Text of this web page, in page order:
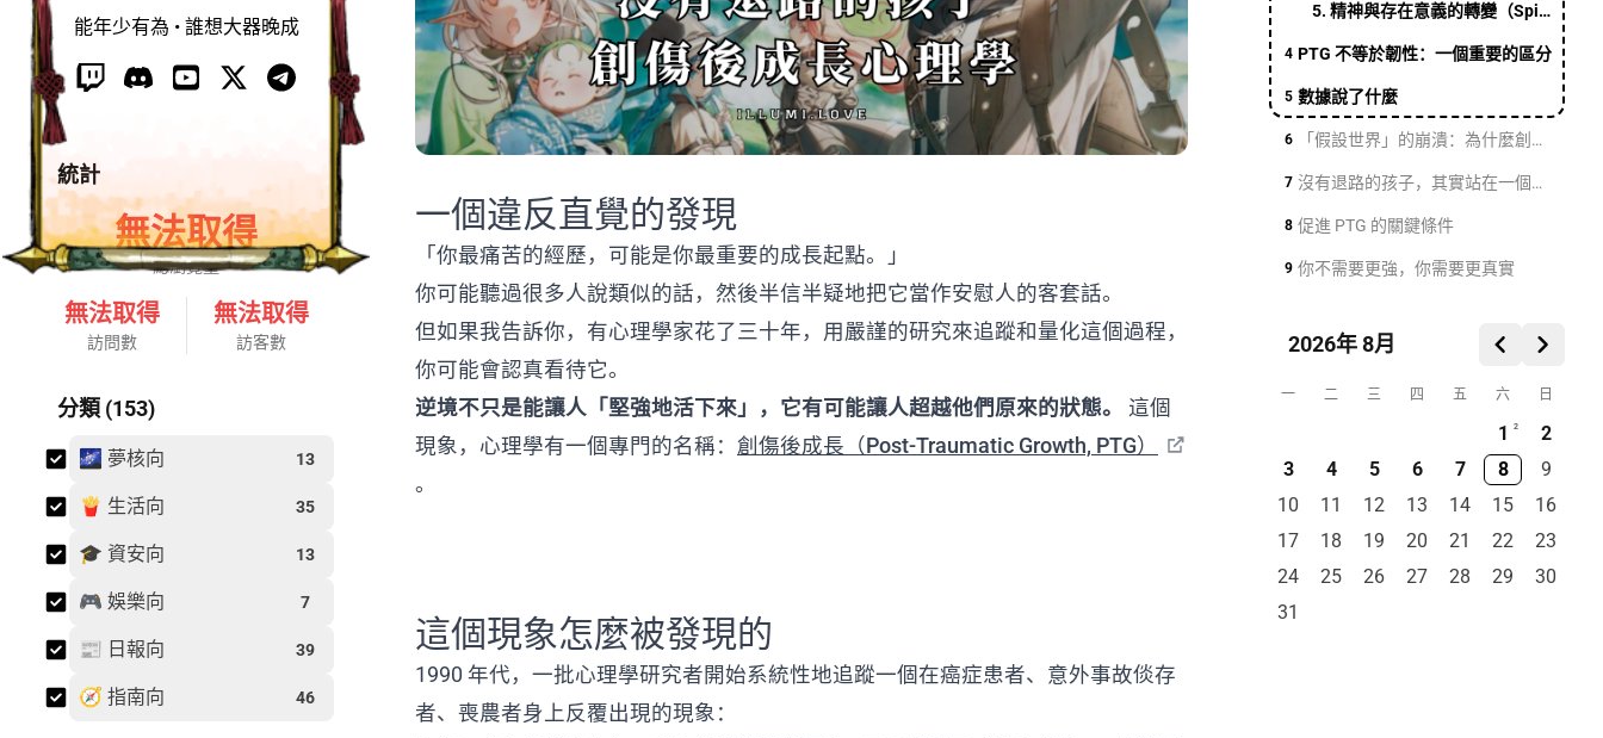
能年少有為 • 誰想大器晚成
統計
無法取得
總瀏覽量
無法取得
訪問數
無法取得
訪客數
分類 (153)
🌌 夢核向 13
🍟 生活向 35
🎓 資安向 13
🎮 娛樂向 7
📰 日報向 39
🧭 指南向 46
一個違反直覺的發現
「你最痛苦的經歷，可能是你最重要的成長起點。」
你可能聽過很多人說類似的話，然後半信半疑地把它當作安慰人的客套話。
但如果我告訴你，有心理學家花了三十年，用嚴謹的研究來追蹤和量化這個過程，
你可能會認真看待它。
逆境不只是能讓人「堅強地活下來」，它有可能讓人超越他們原來的狀態。
這個
現象，心理學有一個專門的名稱： 創傷後成長（Post-Traumatic Growth, PTG）
。
這個現象怎麼被發現的
1990 年代，一批心理學研究者開始系統性地追蹤一個在癌症患者、意外事故倓存
者、喪農者身上反覆出現的現象：
5. 精神與存在意義的轉變（Spiritual Change）
4 PTG 不等於韌性：一個重要的區分
5 數據說了什麼
6 「假設世界」的崩潰：為什麼創傷能驅動成長
7 沒有退路的孩子，其實站在一個特殊的位置
8 促進 PTG 的關鍵條件
9 你不需要更強，你需要更真實
2026年 8月
一 二 三 四 五 六 日
1 2
2
3
4 5 6 7 8
9
10
11 12 13 14 15
16
17
18 19 20 21 22
23
24
25 26 27 28 29
30
31